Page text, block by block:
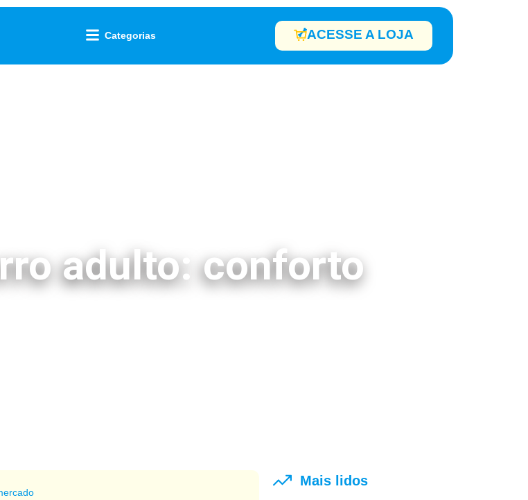
Categorias ACESSE A LOJA
adulto: conforto
Mais lidos